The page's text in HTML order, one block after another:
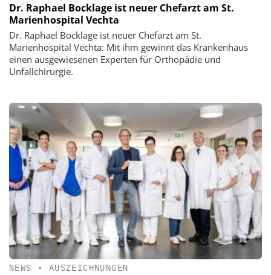
Dr. Raphael Bocklage ist neuer Chefarzt am St.
Marienhospital Vechta
Dr. Raphael Bocklage ist neuer Chefarzt am St.
Marienhospital Vechta: Mit ihm gewinnt das Krankenhaus
einen ausgewiesenen Experten für Orthopädie und
Unfallchirurgie.
NEWS • AUSZEICHNUNGEN